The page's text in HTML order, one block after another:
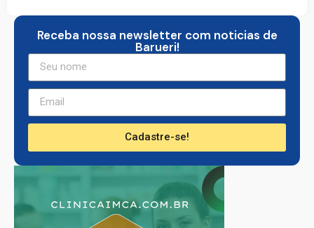
Receba nossa newsletter com noticias de
Barueri!
Cadastre-se!